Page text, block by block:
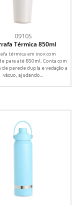
09105
Térmica 850ml
térmica em inox com
para até 850ml. Conta com
parede dupla e vedação a
vácuo, ajudando...